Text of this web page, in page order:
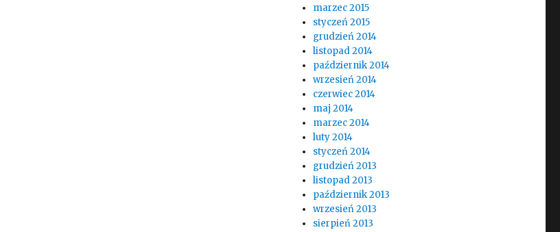
marzec 2015
styczeń 2015
grudzień 2014
listopad 2014
październik 2014
wrzesień 2014
czerwiec 2014
maj 2014
marzec 2014
luty 2014
styczeń 2014
grudzień 2013
listopad 2013
październik 2013
wrzesień 2013
sierpień 2013